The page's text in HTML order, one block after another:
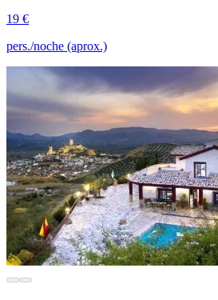
19 €
pers./noche (aprox.)